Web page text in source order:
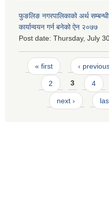
फुङलिङ नगरपालिकाको अर्थ
कार्यान्वयन गर्न बनेको ऐन २०७७
Post date: Thursday, July
Pages
« first ‹
2 3 4
next ›